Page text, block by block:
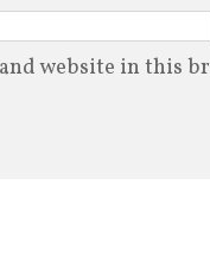
website in this